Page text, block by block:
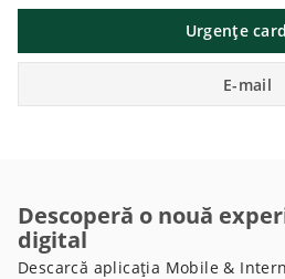
Urgențe
E-mail
Descoperă o nouă
digital
Descarcă aplicația Mobile &